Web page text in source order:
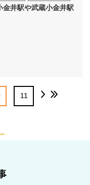
金井駅や武蔵小金井駅
11